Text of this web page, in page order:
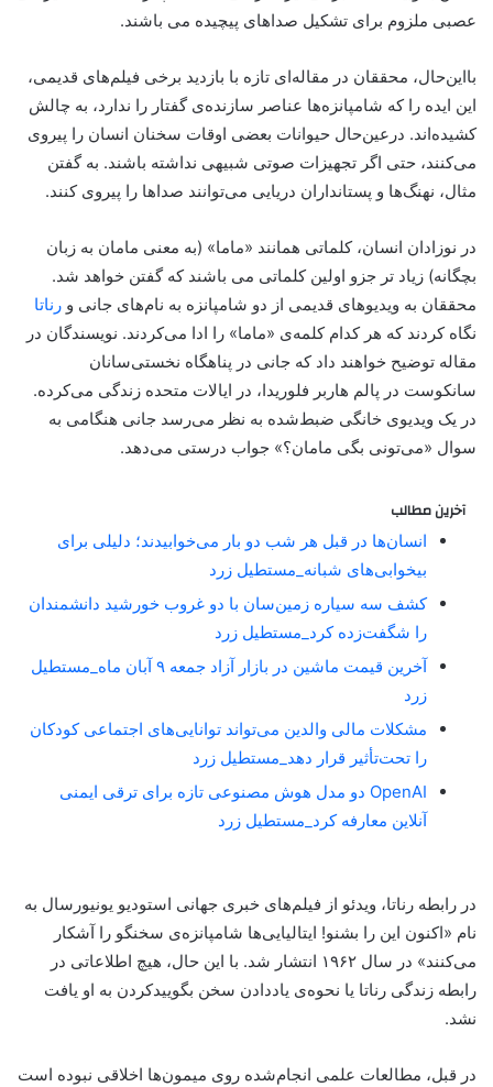
عصبی ملزوم برای تشکیل صداهای پیچیده می باشند.
بااین‌حال، محققان در مقاله‌ای تازه با بازدید برخی فیلم‌های قدیمی،
این ایده را که شامپانزه‌ها عناصر سازنده‌ی گفتار را ندارد، به چالش
کشیده‌اند. درعین‌حال حیوانات بعضی اوقات سخنان انسان را پیروی
می‌کنند، حتی اگر تجهیزات صوتی شبیهی نداشته باشند. به گفتن
مثال، نهنگ‌ها و پستانداران دریایی می‌توانند صداها را پیروی کنند.
در نوزادان انسان، کلماتی همانند «ماما» (به معنی مامان به زبان
بچگانه) زیاد تر جزو اولین کلماتی می باشند که گفتن خواهد شد.
محققان به ویدیوهای قدیمی از دو شامپانزه به نام‌های جانی و رناتا
نگاه کردند که هر کدام کلمه‌ی «ماما» را ادا می‌کردند. نویسندگان در
مقاله توضیح خواهند داد که جانی در پناهگاه نخستی‌سانان
سانکوست در پالم هاربر فلوریدا، در ایالات متحده زندگی می‌کرده.
در یک ویدیوی خانگی ضبط‌شده به نظر می‌رسد جانی هنگامی به
سوال «می‌تونی بگی مامان؟» جواب درستی می‌دهد.
آخرین مطالب
انسان‌ها در قبل هر شب دو بار می‌خوابیدند؛ دلیلی برای
بیخوابی‌های شبانه_مستطیل زرد
کشف سه سیاره زمین‌سان با دو غروب خورشید دانشمندان
را شگفت‌زده کرد_مستطیل زرد
آخرین قیمت ماشین در بازار آزاد جمعه ۹ آبان ماه_مستطیل
زرد
مشکلات مالی والدین می‌تواند توانایی‌های اجتماعی کودکان
را تحت‌تأثیر قرار دهد_مستطیل زرد
OpenAI دو مدل هوش مصنوعی تازه برای ترقی ایمنی
آنلاین معارفه کرد_مستطیل زرد
در رابطه رناتا، ویدئو از فیلم‌های خبری جهانی استودیو یونیورسال به
نام «اکنون این را بشنو! ایتالیایی‌ها شامپانزه‌ی سخنگو را آشکار
می‌کنند» در سال ۱۹۶۲ انتشار شد. با این حال، هیچ اطلاعاتی در
رابطه زندگی رناتا یا نحوه‌ی یاد‌دادن سخن بگویید‌کردن به او یافت
نشد.
در قبل، مطالعات علمی انجام‌شده روی میمون‌ها‌ اخلاقی نبوده است